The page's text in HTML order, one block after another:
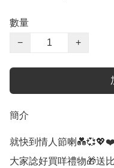
數量
−
+
簡介
就快到情人節喇💑💞💖❤️
大家諗好買咩禮物🎁送